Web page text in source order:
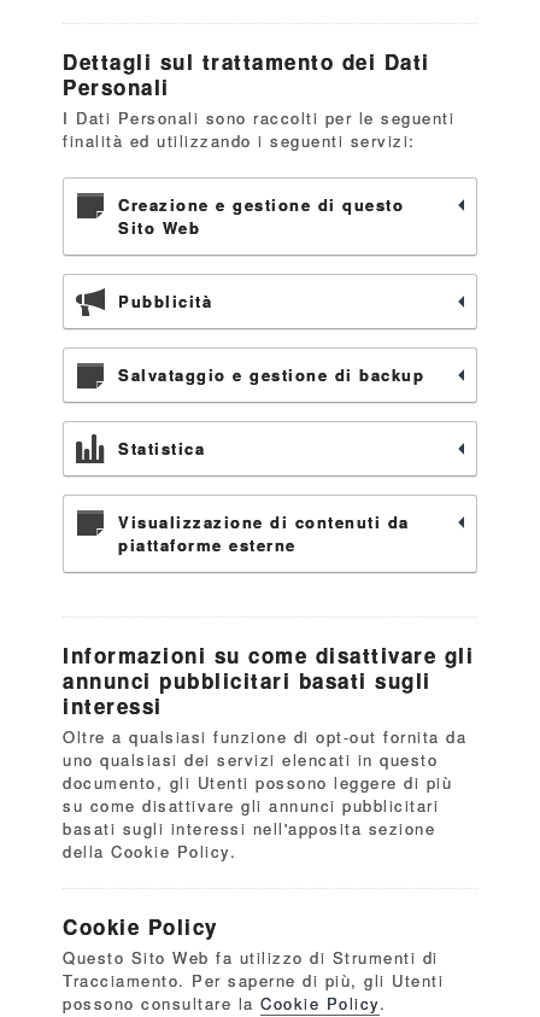
Dettagli sul trattamento dei Dati
Personali
I Dati Personali sono raccolti per le seguenti
finalità ed utilizzando i seguenti servizi:
Creazione e gestione di questo
Sito Web
Pubblicità
Salvataggio e gestione di backup
Statistica
Visualizzazione di contenuti da
piattaforme esterne
Informazioni su come disattivare gli
annunci pubblicitari basati sugli
interessi
Oltre a qualsiasi funzione di opt-out fornita da
uno qualsiasi dei servizi elencati in questo
documento, gli Utenti possono leggere di più
su come disattivare gli annunci pubblicitari
basati sugli interessi nell'apposita sezione
della Cookie Policy.
Cookie Policy
Questo Sito Web fa utilizzo di Strumenti di
Tracciamento. Per saperne di più, gli Utenti
possono consultare laCookie Policy.